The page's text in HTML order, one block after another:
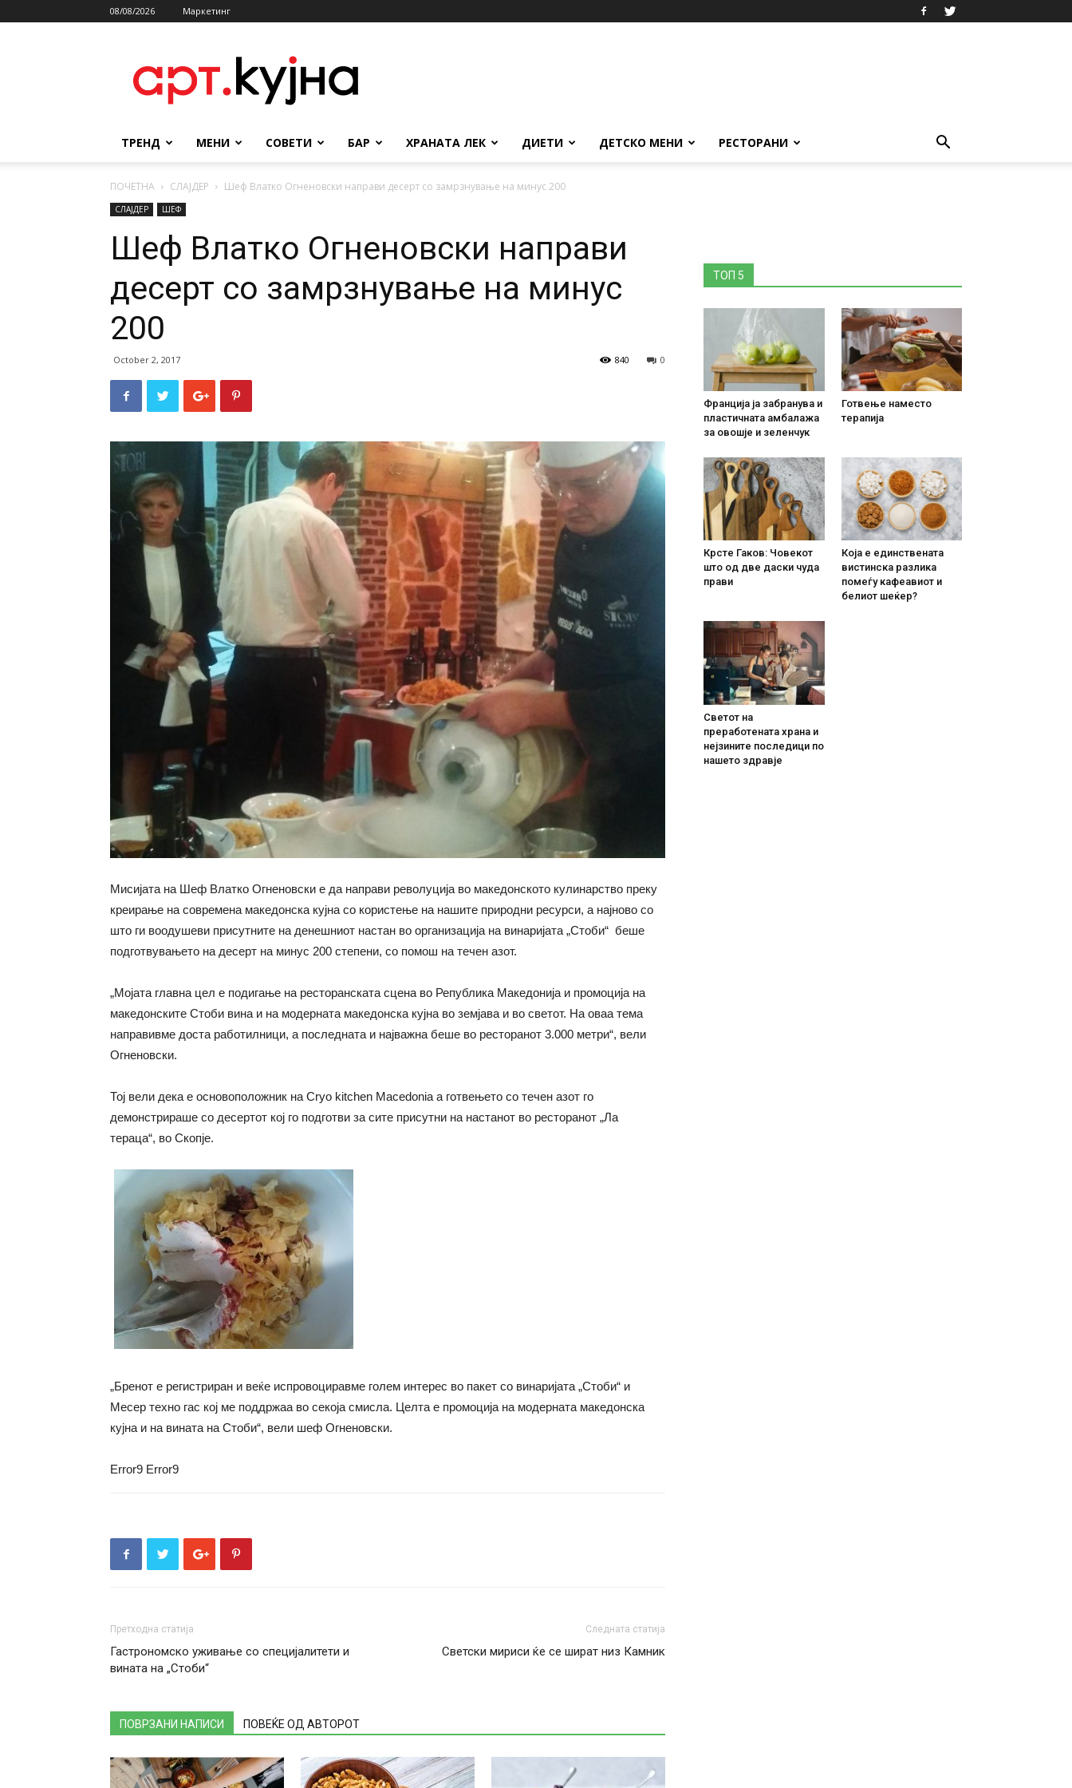
08/08/2026 Маркетинг
ТРЕНД МЕНИ СОВЕТИ БАР ХРАНАТА ЛЕК ДИЕТИ ДЕТСКО МЕНИ РЕСТОРАНИ
ПОЧЕТНА СЛАЈДЕР Шеф Влатко Огненовски направи десерт со замрзнување на минус 200
СЛАЈДЕР ШЕФ
Шеф Влатко Огненовски направи
десерт со замрзнување на минус
200
October 2, 2017 0
840
Мисијата на Шеф Влатко Огненовски е да направи револуција во македонското кулинарство преку
креирање на современа македонска кујна со користење на нашите природни ресурси, а најново со
што ги воодушеви присутните на денешниот настан во организација на винаријата „Стоби“ беше
подготвувањето на десерт на минус 200 степени, со помош на течен азот.
„Мојата главна цел е подигање на ресторанската сцена во Република Македонија и промоција на
македонските Стоби вина и на модерната македонска кујна во земјава и во светот. На оваа тема
направивме доста работилници, а последната и најважна беше во ресторанот 3.000 метри“, вели
Огненовски.
Тој вели дека е основоположник на Cryo kitchen Macedonia а готвењето со течен азот го
демонстрираше со десертот кој го подготви за сите присутни на настанот во ресторанот „Ла
тераца“, во Скопје.
„Бренот е регистриран и веќе испровоциравме голем интерес во пакет со винаријата „Стоби“ и
Месер техно гас кој ме поддржаа во секоја смисла. Целта е промоција на модерната македонска
кујна и на вината на Стоби“, вели шеф Огненовски.
Error9 Error9
Претходна статија
Гастрономско уживање со специјалитети и
вината на „Стоби“
Следната статија
Светски мириси ќе се шират низ Камник
ПОВРЗАНИ НАПИСИ ПОВЕЌЕ ОД АВТОРОТ
ТОП 5
Франција ја забранува и
пластичната амбалажа
за овошје и зеленчук
Готвење наместо
терапија
Крсте Гаков: Човекот
што од две даски чуда
прави
Која е единствената
вистинска разлика
помеѓу кафеавиот и
белиот шеќер?
Светот на
преработената храна и
нејзините последици по
нашето здравје